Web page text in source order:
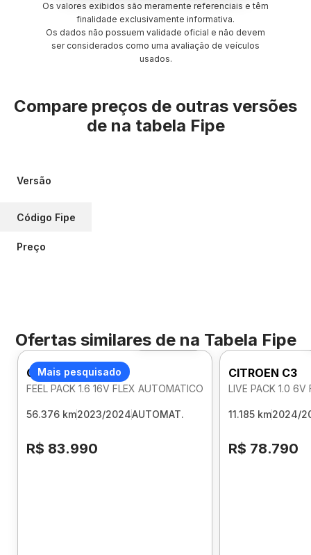
Os valores exibidos são meramente referenciais e têm
finalidade exclusivamente informativa.
Os dados não possuem validade oficial e não devem
ser considerados como uma avaliação de veículos
usados.
Compare preços de outras versões
de na tabela Fipe
Versão
Código Fipe
Preço
Ofertas similares de na Tabela Fipe
Mais pesquisado
Foto 360º
CITROEN C3
FEEL PACK 1.6 16V FLEX AUTOMATICO
56.376 km2023/2024AUTOMAT.
R$ 83.990
CITROEN C3
LIVE PACK 1.0 6V
11.185 km2024/
R$ 78.790